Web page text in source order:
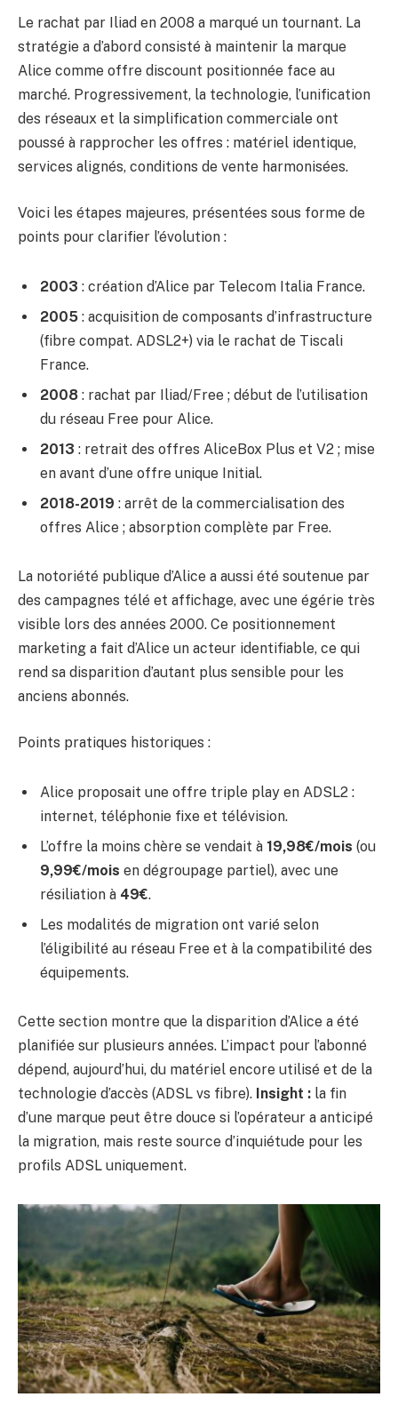
Le rachat par Iliad en 2008 a marqué un tournant. La
stratégie a d’abord consisté à maintenir la marque
Alice comme offre discount positionnée face au
marché. Progressivement, la technologie, l’unification
des réseaux et la simplification commerciale ont
poussé à rapprocher les offres : matériel identique,
services alignés, conditions de vente harmonisées.
Voici les étapes majeures, présentées sous forme de
points pour clarifier l’évolution :
2003 : création d’Alice par Telecom Italia France.
2005 : acquisition de composants d’infrastructure
(fibre compat. ADSL2+) via le rachat de Tiscali
France.
2008 : rachat par Iliad/Free ; début de l’utilisation
du réseau Free pour Alice.
2013 : retrait des offres AliceBox Plus et V2 ; mise
en avant d’une offre unique Initial.
2018-2019 : arrêt de la commercialisation des
offres Alice ; absorption complète par Free.
La notoriété publique d’Alice a aussi été soutenue par
des campagnes télé et affichage, avec une égérie très
visible lors des années 2000. Ce positionnement
marketing a fait d’Alice un acteur identifiable, ce qui
rend sa disparition d’autant plus sensible pour les
anciens abonnés.
Points pratiques historiques :
Alice proposait une offre triple play en ADSL2 :
internet, téléphonie fixe et télévision.
L’offre la moins chère se vendait à 19,98€/mois (ou
9,99€/mois en dégroupage partiel), avec une
résiliation à 49€.
Les modalités de migration ont varié selon
l’éligibilité au réseau Free et à la compatibilité des
équipements.
Cette section montre que la disparition d’Alice a été
planifiée sur plusieurs années. L’impact pour l’abonné
dépend, aujourd’hui, du matériel encore utilisé et de la
technologie d’accès (ADSL vs fibre). Insight : la fin
d’une marque peut être douce si l’opérateur a anticipé
la migration, mais reste source d’inquiétude pour les
profils ADSL uniquement.